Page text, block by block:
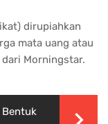
dirupiahkan
mata uang atau
Morningstar.
Bentuk